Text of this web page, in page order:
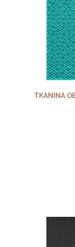
TKANINA